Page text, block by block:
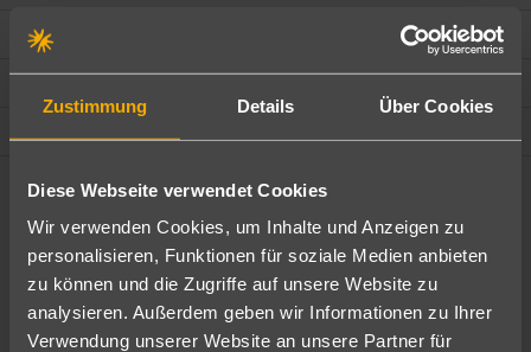
Zustimmung Details Über Cookies
Diese Webseite verwendet Cookies
Wir verwenden Cookies, um Inhalte und Anzeigen zu
personalisieren, Funktionen für soziale Medien anbieten
zu können und die Zugriffe auf unsere Website zu
analysieren. Außerdem geben wir Informationen zu Ihrer
Verwendung unserer Website an unsere Partner für
Bewertungen
Ändere die Kriterien nach deinen Wünschen
Pauschal Nur Hotel